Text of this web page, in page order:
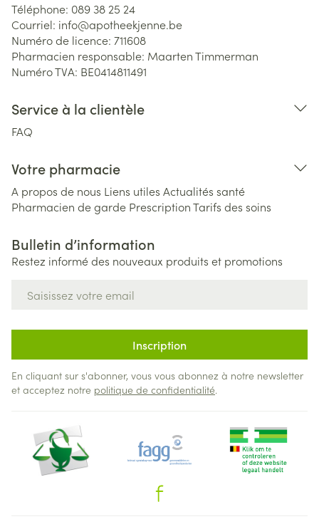
Téléphone: 089 38 25 24
Courriel: info@apotheekjenne.be
Numéro de licence: 711608
Pharmacien responsable: Maarten Timmerman
Numéro TVA: BE0414811491
Service à la clientèle
FAQ
Votre pharmacie
A propos de nous Liens utiles Actualités santé
Pharmacien de garde PrescriptionTarifs des soins
Bulletin d’information
Restez informé des nouveaux produits et promotions
Inscription
En cliquant sur s'abonner, vous vous abonnez à notre newsletter
et acceptez notre politique de confidentialité.